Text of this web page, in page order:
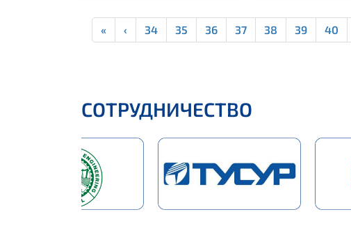
« ‹ 34 35 36 37 38 39 40
СОТРУДНИЧЕСТВО